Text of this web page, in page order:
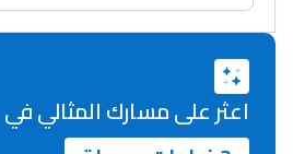
اعثر على مسارك المثالي في